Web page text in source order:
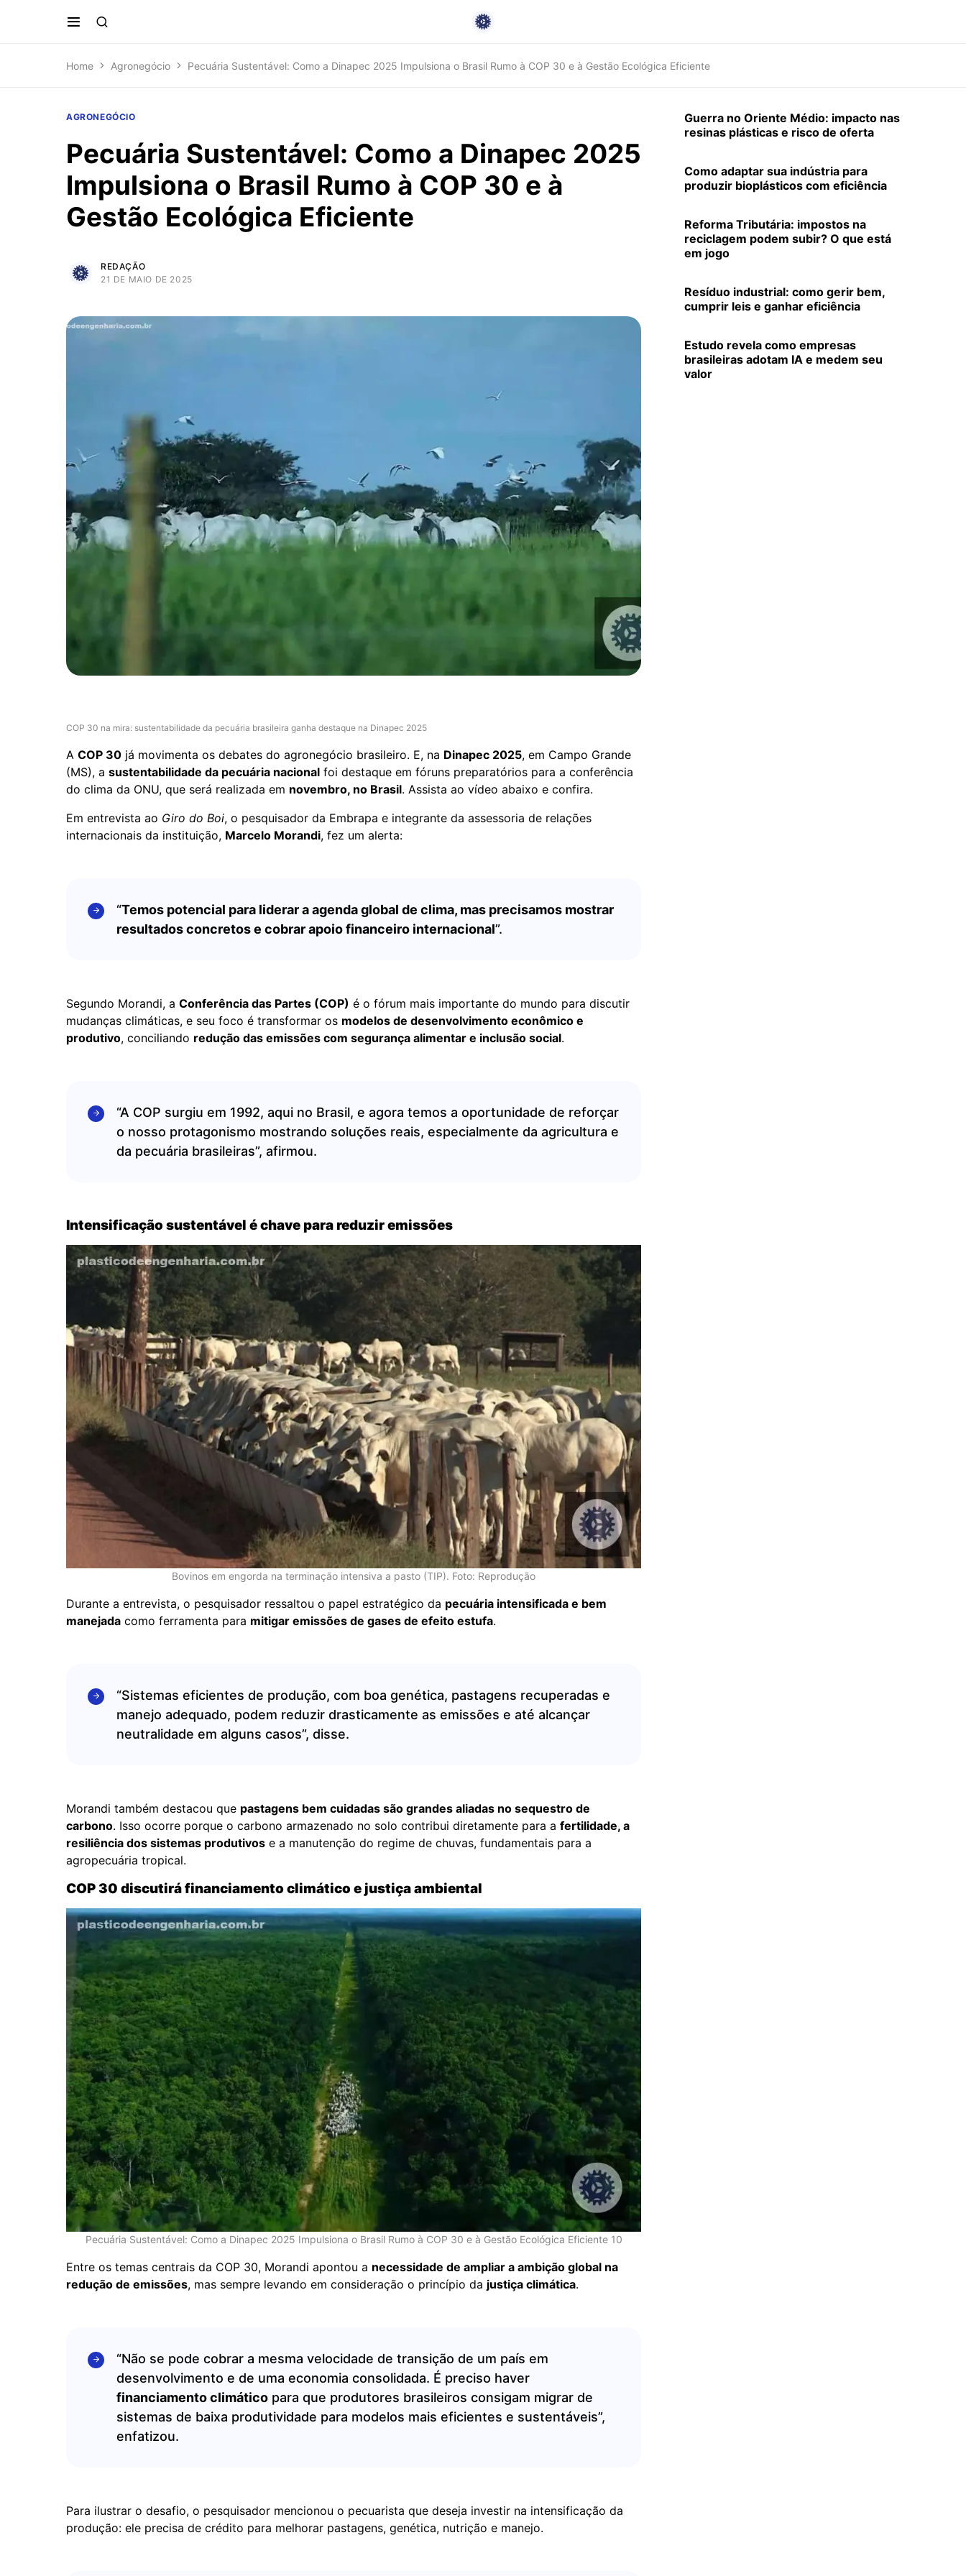
Home Agronegócio Pecuária Sustentável: Como a Dinapec 2025 Impulsiona o Brasil Rumo à COP 30 e à Gestão Ecológica Eficiente
AGRONEGÓCIO
Pecuária Sustentável: Como a Dinapec 2025
Impulsiona o Brasil Rumo à COP 30 e à
Gestão Ecológica Eficiente
REDAÇÃO
21 DE MAIO DE 2025
COP 30 na mira: sustentabilidade da pecuária brasileira ganha destaque na Dinapec 2025
A COP 30 já movimenta os debates do agronegócio brasileiro. E, na Dinapec 2025, em Campo Grande
(MS), a sustentabilidade da pecuária nacional foi destaque em fóruns preparatórios para a conferência
do clima da ONU, que será realizada em novembro, no Brasil. Assista ao vídeo abaixo e confira.
Em entrevista ao Giro do Boi, o pesquisador da Embrapa e integrante da assessoria de relações
internacionais da instituição, Marcelo Morandi, fez um alerta:
“Temos potencial para liderar a agenda global de clima, mas precisamos mostrar
resultados concretos e cobrar apoio financeiro internacional”.
Segundo Morandi, a Conferência das Partes (COP) é o fórum mais importante do mundo para discutir
mudanças climáticas, e seu foco é transformar os modelos de desenvolvimento econômico e
produtivo, conciliando redução das emissões com segurança alimentar e inclusão social.
“A COP surgiu em 1992, aqui no Brasil, e agora temos a oportunidade de reforçar
o nosso protagonismo mostrando soluções reais, especialmente da agricultura e
da pecuária brasileiras”, afirmou.
Intensificação sustentável é chave para reduzir emissões
Bovinos em engorda na terminação intensiva a pasto (TIP). Foto: Reprodução
Durante a entrevista, o pesquisador ressaltou o papel estratégico da pecuária intensificada e bem
manejada como ferramenta para mitigar emissões de gases de efeito estufa.
“Sistemas eficientes de produção, com boa genética, pastagens recuperadas e
manejo adequado, podem reduzir drasticamente as emissões e até alcançar
neutralidade em alguns casos”, disse.
Morandi também destacou que pastagens bem cuidadas são grandes aliadas no sequestro de
carbono. Isso ocorre porque o carbono armazenado no solo contribui diretamente para a fertilidade, a
resiliência dos sistemas produtivos e a manutenção do regime de chuvas, fundamentais para a
agropecuária tropical.
COP 30 discutirá financiamento climático e justiça ambiental
Pecuária Sustentável: Como a Dinapec 2025 Impulsiona o Brasil Rumo à COP 30 e à Gestão Ecológica Eficiente 10
Entre os temas centrais da COP 30, Morandi apontou a necessidade de ampliar a ambição global na
redução de emissões, mas sempre levando em consideração o princípio da justiça climática.
“Não se pode cobrar a mesma velocidade de transição de um país em
desenvolvimento e de uma economia consolidada. É preciso haver
financiamento climático para que produtores brasileiros consigam migrar de
sistemas de baixa produtividade para modelos mais eficientes e sustentáveis”,
enfatizou.
Para ilustrar o desafio, o pesquisador mencionou o pecuarista que deseja investir na intensificação da
produção: ele precisa de crédito para melhorar pastagens, genética, nutrição e manejo.
Guerra no Oriente Médio: impacto nas
resinas plásticas e risco de oferta
Como adaptar sua indústria para
produzir bioplásticos com eficiência
Reforma Tributária: impostos na
reciclagem podem subir? O que está
em jogo
Resíduo industrial: como gerir bem,
cumprir leis e ganhar eficiência
Estudo revela como empresas
brasileiras adotam IA e medem seu
valor